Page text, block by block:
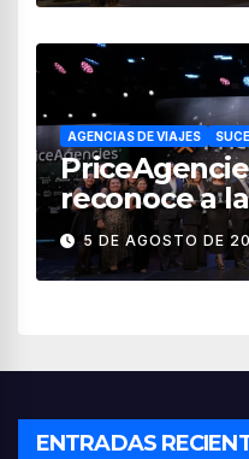
AGENCIAS DE VIAJES
reconoce a
impulsan el
turismo en
5 DE AGOSTO DE
ENTRADAS